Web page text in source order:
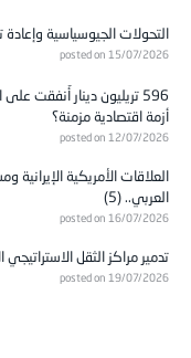
التحولات الجيوسياسية وإعادة
posted on 15/07/2026
596 تريليون دينار أُنفقت
أزمة اقتصادية مزمنة؟
posted on 12/07/2026
العلاقات الأمريكية
العربي.. (5)
posted on 16/07/2026
تدمير مراكز الثقل
posted on 19/07/2026